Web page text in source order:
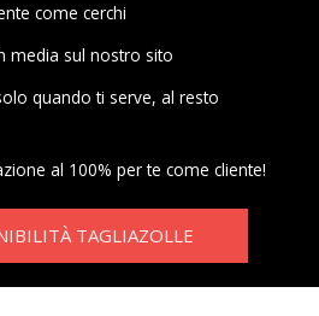
come cerchi
media sul nostro sito
quando ti serve, al resto
al 100% per te come cliente!
TAGLIAZOLLE